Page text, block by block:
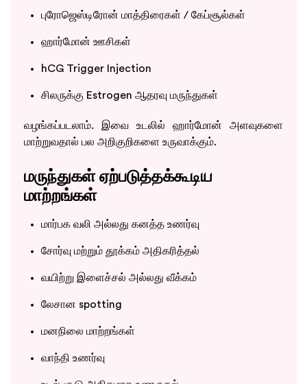
புரோஜெஸ்டிரோன் மாத்திரைகள் / கேப்சூல்கள்
ஹார்மோன் ஊசிகள்
hCG Trigger Injection
சிலருக்கு Estrogen ஆதரவு மருந்துகள்
வழங்கப்படலாம். இவை உடலில் ஹார்மோன் அளவுகளை
மாற்றுவதால் பல அறிகுறிகளை உருவாக்கும்.
மருந்துகள் ஏற்படுத்தக்கூடிய
மாற்றங்கள்
மார்பக வலி அல்லது கனத்த உணர்வு
சோர்வு மற்றும் தூக்கம் அதிகரித்தல்
வயிற்று இளைச்சல் அல்லது வீக்கம்
லேசான spotting
மனநிலை மாற்றங்கள்
வாந்தி உணர்வு